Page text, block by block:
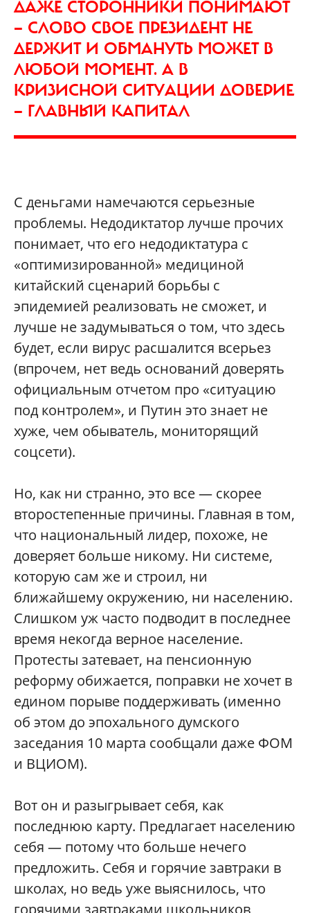
ДАЖЕ СТОРОННИКИ ПОНИМАЮТ
— СЛОВО СВОЕ ПРЕЗИДЕНТ НЕ
ДЕРЖИТ И ОБМАНУТЬ МОЖЕТ В
ЛЮБОЙ МОМЕНТ. А В
КРИЗИСНОЙ СИТУАЦИИ ДОВЕРИЕ
— ГЛАВНЫЙ КАПИТАЛ
С деньгами намечаются серьезные
проблемы. Недодиктатор лучше прочих
понимает, что его недодиктатура с
«оптимизированной» медициной
китайский сценарий борьбы с
эпидемией реализовать не сможет, и
лучше не задумываться о том, что здесь
будет, если вирус расшалится всерьез
(впрочем, нет ведь оснований доверять
официальным отчетом про «ситуацию
под контролем», и Путин это знает не
хуже, чем обыватель, мониторящий
соцсети).
Но, как ни странно, это все — скорее
второстепенные причины. Главная в том,
что национальный лидер, похоже, не
доверяет больше никому. Ни системе,
которую сам же и строил, ни
ближайшему окружению, ни населению.
Слишком уж часто подводит в последнее
время некогда верное население.
Протесты затевает, на пенсионную
реформу обижается, поправки не хочет в
едином порыве поддерживать (именно
об этом до эпохального думского
заседания 10 марта сообщали даже ФОМ
и ВЦИОМ).
Вот он и разыгрывает себя, как
последнюю карту. Предлагает населению
себя — потому что больше нечего
предложить. Себя и горячие завтраки в
школах, но ведь уже выяснилось, что